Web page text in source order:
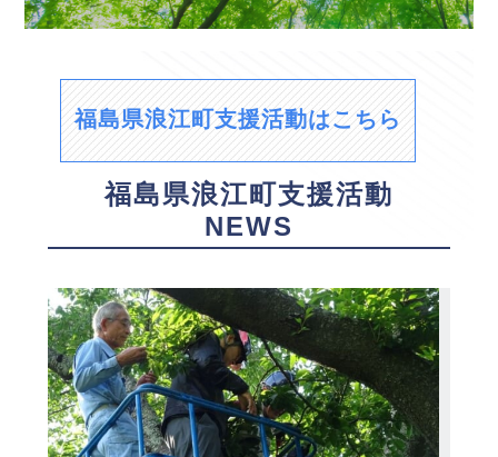
福島県浪江町支援活動はこちら
福島県浪江町支援活動
NEWS